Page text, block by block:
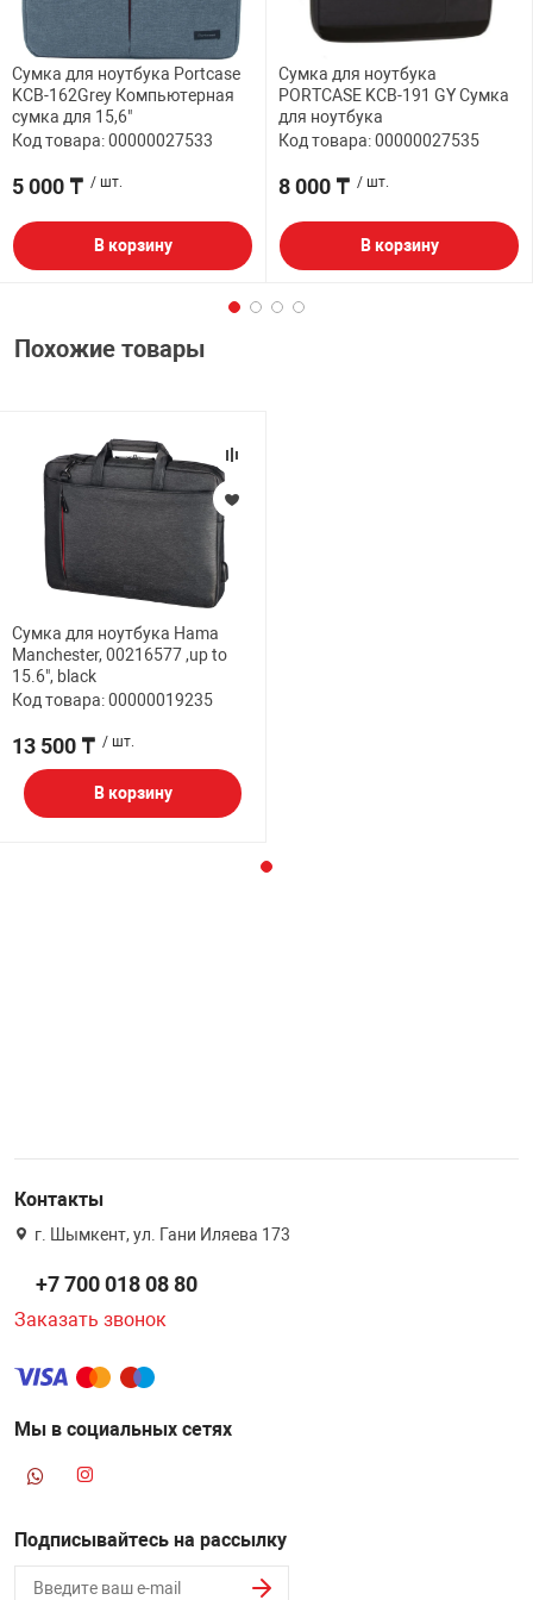
Сумка для ноутбука Portcase
KCB-162Grey Компьютерная
сумка для 15,6"
Код товара: 00000027533
5 000 ₸ / шт.
В корзину
Сумка для ноутбука
PORTCASE KCB-191 GY Сумка
для ноутбука
Код товара: 00000027535
8 000 ₸ / шт.
В корзину
Похожие товары
Сумка для ноутбука Hama
Manchester, 00216577 ,up to
15.6", black
Код товара: 00000019235
13 500 ₸ / шт.
В корзину
Контакты
г. Шымкент, ул. Гани Иляева 173
+7 700 018 08 80
Заказать звонок
Мы в социальных сетях
Подписывайтесь на рассылку